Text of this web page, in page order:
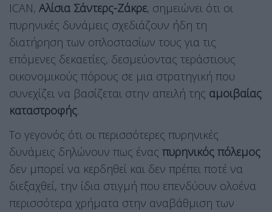
ICAN, Αλίσια Σάντερς-Ζάκρε, σημειώνει ότι οι
πυρηνικές δυνάμεις σχεδιάζουν ήδη τη
διατήρηση των οπλοστασίων τους για τις
επόμενες δεκαετίες, δεσμεύοντας τεράστιους
οικονομικούς πόρους σε μια στρατηγική που
συνεχίζει να βασίζεται στην απειλή της αμοιβαίας
καταστροφής.
Το γεγονός ότι οι περισσότερες πυρηνικές
δυνάμεις δηλώνουν πως ένας πυρηνικός πόλεμος
δεν μπορεί να κερδηθεί και δεν πρέπει ποτέ να
διεξαχθεί, την ίδια στιγμή που επενδύουν ολοένα
περισσότερα χρήματα στην αναβάθμιση των